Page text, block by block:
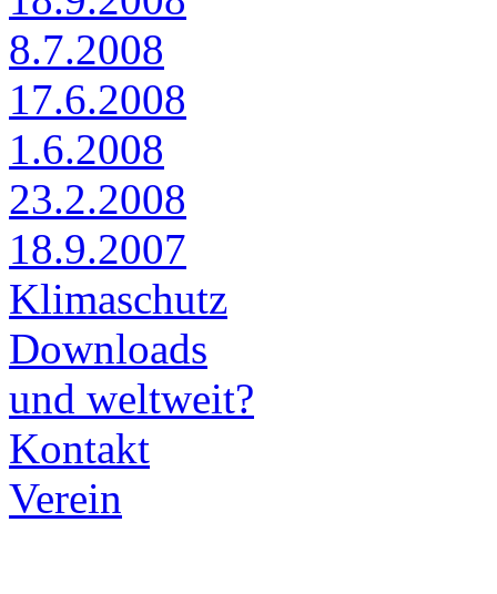
8.7.2008
17.6.2008
1.6.2008
23.2.2008
18.9.2007
Klimaschutz
Downloads
und weltweit?
Kontakt
Verein